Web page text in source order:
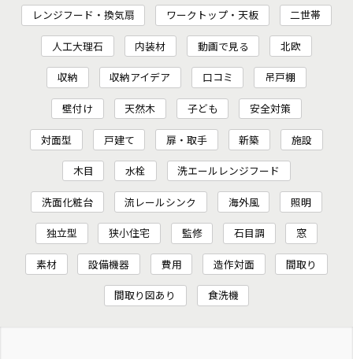
レンジフード・換気扇 ワークトップ・天板 二世帯
人工大理石 内装材 動画で見る 北欧
収納 収納アイデア 口コミ 吊戸棚
壁付け 天然木 子ども 安全対策
対面型 戸建て 扉・取手 新築 施設
木目 水栓 洗エールレンジフード
洗面化粧台 流レールシンク 海外風 照明
独立型 狭小住宅 監修 石目調 窓
素材 設備機器 費用 造作対面 間取り
間取り図あり 食洗機